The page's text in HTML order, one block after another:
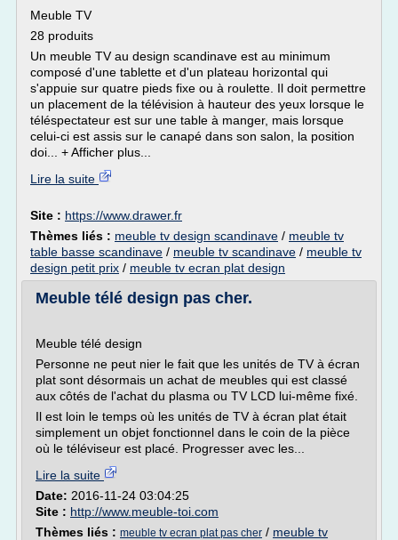
Meuble TV
28 produits
Un meuble TV au design scandinave est au minimum
composé d'une tablette et d'un plateau horizontal qui
s'appuie sur quatre pieds fixe ou à roulette. Il doit permettre
un placement de la télévision à hauteur des yeux lorsque le
téléspectateur est sur une table à manger, mais lorsque
celui-ci est assis sur le canapé dans son salon, la position
doi... + Afficher plus...
Lire la suite
Site : https://www.drawer.fr
Thèmes liés : meuble tv design scandinave / meuble tv
table basse scandinave / meuble tv scandinave / meuble tv
design petit prix / meuble tv ecran plat design
Meuble télé design pas cher.
Meuble télé design
Personne ne peut nier le fait que les unités de TV à écran
plat sont désormais un achat de meubles qui est classé
aux côtés de l'achat du plasma ou TV LCD lui-même fixé.
Il est loin le temps où les unités de TV à écran plat était
simplement un objet fonctionnel dans le coin de la pièce
où le téléviseur est placé. Progresser avec les...
Lire la suite
Date: 2016-11-24 03:04:25
Site : http://www.meuble-toi.com
Thèmes liés : meuble tv ecran plat pas cher / meuble tv